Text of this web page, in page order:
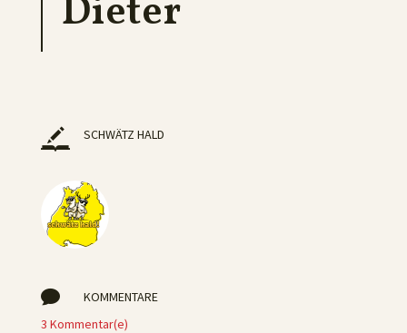
Dieter
SCHWÄTZ HALD

KOMMENTARE
3 Kommentar(e)